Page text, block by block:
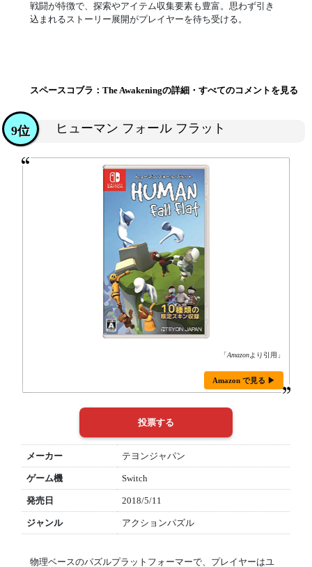
戦闘が特徴で、探索やアイテム収集要素も豊富。思わず引き
込まれるストーリー展開がプレイヤーを待ち受ける。
スペースコブラ：The Awakeningの詳細・すべてのコメントを見る
ヒューマン フォール フラット
9位
「Amazonより引用」
Amazon で見る ▶
メーカー テヨンジャパン
ゲーム機 Switch
発売日 2018/5/11
ジャンル アクションパズル
物理ベースのパズルプラットフォーマーで、プレイヤーはユ